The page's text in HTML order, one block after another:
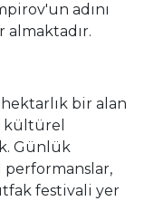
adını
almaktadır.
bir alan
kültürel
Günlük
festivali yer